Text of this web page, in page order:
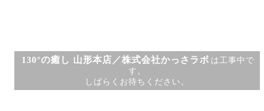
130°の癒し 山形本店／株式会社かっさラボ は工事中で
す。
しばらくお待ちください。